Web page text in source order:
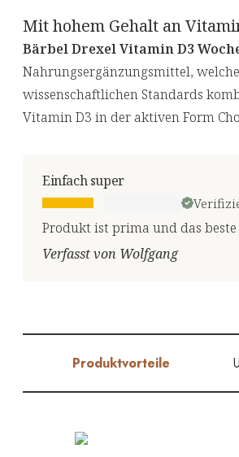
Mit hohem Gehalt an
Bärbel Drexel Vitamin D3
Nahrungsergänzungsmittel,
wissenschaftlichen Standards
Vitamin D3 in der aktiven Form
Einfach super
Produkt ist prima und das
Verfasst von Wolfgang
Produktvorteile